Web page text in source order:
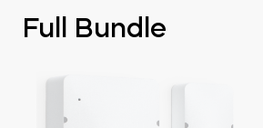
Casa
PRODUTOS
Full Bundle